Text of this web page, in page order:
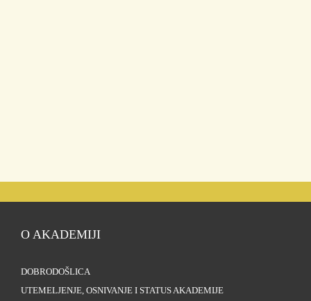
O AKADEMIJI
DOBRODOŠLICA
UTEMELJENJE, OSNIVANJE I STATUS AKADEMIJE